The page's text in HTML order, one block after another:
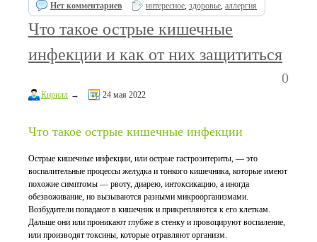
Нет комментариев
интересное, здоровье, аллергия
Что такое острые кишечные
инфекции и как от них защититься
0
Кирилл → 24 мая 2022
Что такое острые кишечные инфекции
Острые кишечные инфекции, или острые гастроэнтериты, — это
воспалительные процессы желудка и тонкого кишечника, которые имеют
похожие симптомы — рвоту, диарею, интоксикацию, а иногда
обезвоживание, но вызываются разными микроорганизмами.
Возбудители попадают в кишечник и прикрепляются к его клеткам.
Дальше они или проникают глубже в стенку и провоцируют воспаление,
или производят токсины, которые отравляют организм.